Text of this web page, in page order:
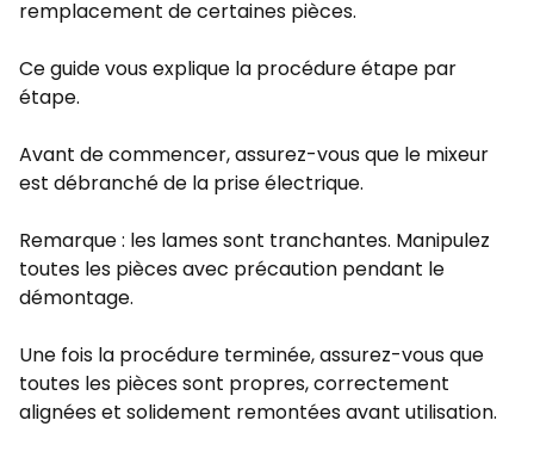
remplacement de certaines pièces.
Ce guide vous explique la procédure étape par
étape.
Avant de commencer, assurez-vous que le mixeur
est débranché de la prise électrique.
Remarque : les lames sont tranchantes. Manipulez
toutes les pièces avec précaution pendant le
démontage.
Une fois la procédure terminée, assurez-vous que
toutes les pièces sont propres, correctement
alignées et solidement remontées avant utilisation.